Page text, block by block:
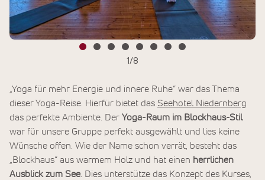
1 /8
„Yoga für mehr Energie und innere Ruhe“ war das Thema
dieser Yoga-Reise. Hierfür bietet das Seehotel Niedernberg
das perfekte Ambiente. Der Yoga-Raum im Blockhaus-Stil
war für unsere Gruppe perfekt ausgewählt und lies keine
Wünsche offen. Wie der Name schon verrät, besteht das
„Blockhaus“ aus warmem Holz und hat einen herrlichen
Ausblick zum See. Dies unterstütze das Konzept des Kurses,